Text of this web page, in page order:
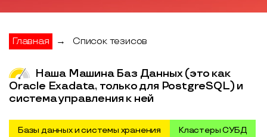
Главная → Список тезисов
Наша Машина Баз Данных (это как
Oracle Exadata, только для PostgreSQL) и
система управления к ней
Базы данных и системы хранения Кластеры СУБД